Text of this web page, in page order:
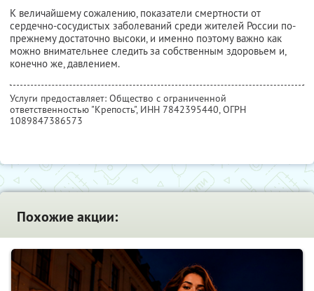
К величайшему сожалению, показатели смертности от
сердечно-сосудистых заболеваний среди жителей России по-
прежнему достаточно высоки, и именно поэтому важно как
можно внимательнее следить за собственным здоровьем и,
конечно же, давлением.
Услуги предоставляет: Общество с ограниченной
ответственностью "Крепость", ИНН 7842395440, ОГРН
1089847386573
Похожие акции: